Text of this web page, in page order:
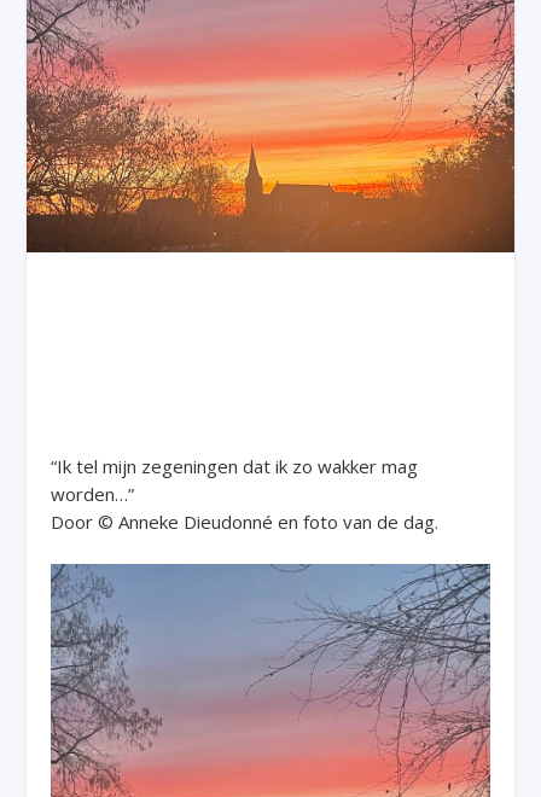
“Ik tel mijn zegeningen dat ik zo wakker mag
worden…”
Door © Anneke Dieudonné en foto van de dag.